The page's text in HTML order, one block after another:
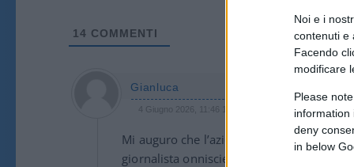
Noi e i
contenuti e
Facendo
modificare
Please
information
deny
in below
14 COMMENTI
Gianluca
4 Giugno 2026, 11:46 11:46
Mi auguro che l’azienda Rai, a
giornalista onnisciente Ranucci. Ogni